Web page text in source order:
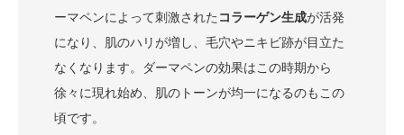
ーマペンによって刺激された コラーゲン生成が活発
になり、肌のハリが増し、毛穴やニキビ跡が目立た
なくなります。ダーマペンの効果はこの時期から
徐々に現れ始め、肌のトーンが均一になるのもこの
頃です。